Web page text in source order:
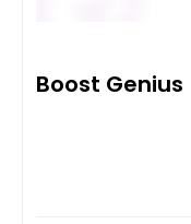
Boost Genius